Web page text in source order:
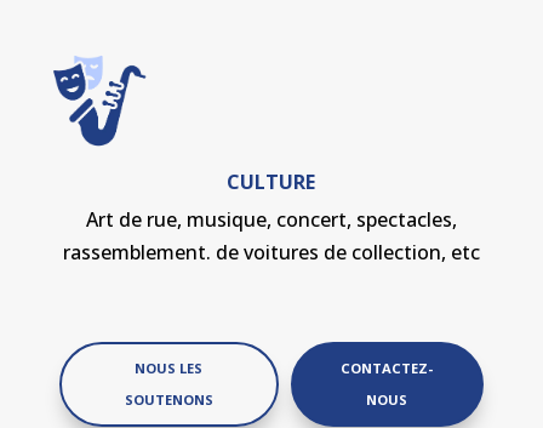
CULTURE
Art de rue, musique, concert, spectacles,
rassemblement. de voitures de collection, etc
NOUS LES
SOUTENONS
CONTACTEZ-
NOUS